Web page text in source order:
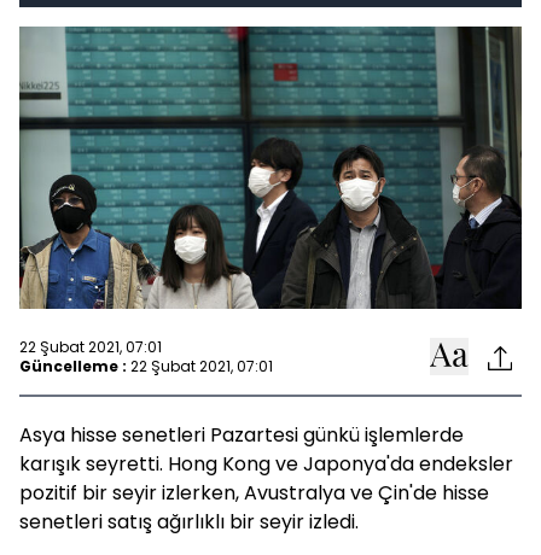
22 Şubat 2021, 07:01
Güncelleme : 22 Şubat 2021, 07:01
Asya hisse senetleri Pazartesi günkü işlemlerde
karışık seyretti. Hong Kong ve Japonya'da endeksler
pozitif bir seyir izlerken, Avustralya ve Çin'de hisse
senetleri satış ağırlıklı bir seyir izledi.